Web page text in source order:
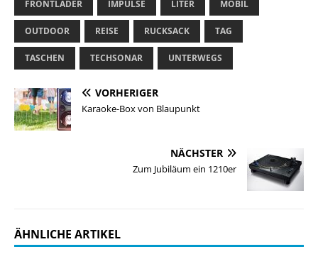
FRONTLADER IMPULSE LITER MOBIL
OUTDOOR REISE RUCKSACK TAG
TASCHEN TECHSONAR UNTERWEGS
VORHERIGER
Karaoke-Box von Blaupunkt
NÄCHSTER
Zum Jubiläum ein 1210er
ÄHNLICHE ARTIKEL